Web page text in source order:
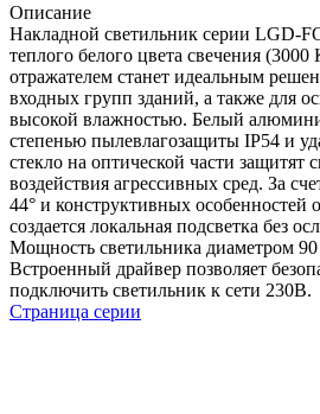
Описание
Накладной светильник серии LGD-
теплого белого цвета свечения
отражателем станет идеальным
входных групп зданий, а также для
высокой влажностью. Белый
степенью пылевлагозащиты IP54 и
стекло на оптической части защитят
воздействия агрессивных сред. За
44° и конструктивных особенностей
создается локальная подсветка без
Мощность светильника диаметром 90
Встроенный драйвер позволяет
подключить светильник к сети 230В.
Страница серии